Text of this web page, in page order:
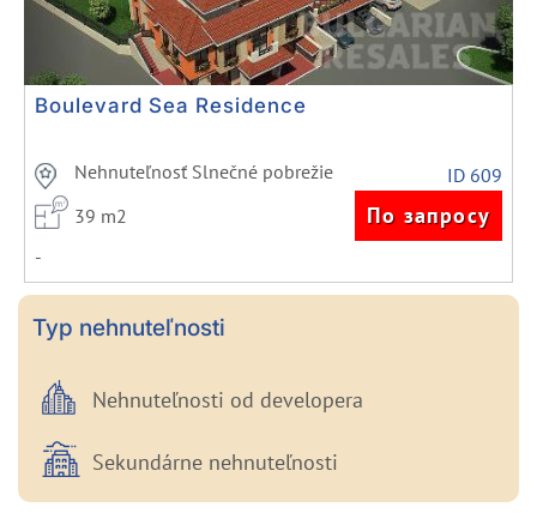
Boulevard Sea Residence
Nehnuteľnosť Slnečné pobrežie
ID 609
39 m2
По запросу
-
Typ nehnuteľnosti
Nehnuteľnosti od developera
Sekundárne nehnuteľnosti